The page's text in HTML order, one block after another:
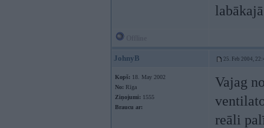
JohnyB 25. Feb 2004,
Kopš: 18. May 2002
No: Rīga
Ziņojumi: 1555
Braucu ar:
Vajag
reāli